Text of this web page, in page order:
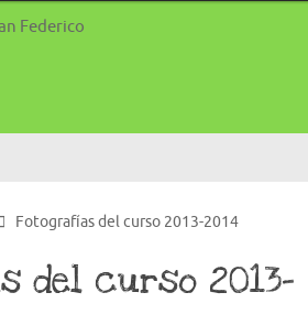
Fotografías del curso 2013-2014
del curso 2013-